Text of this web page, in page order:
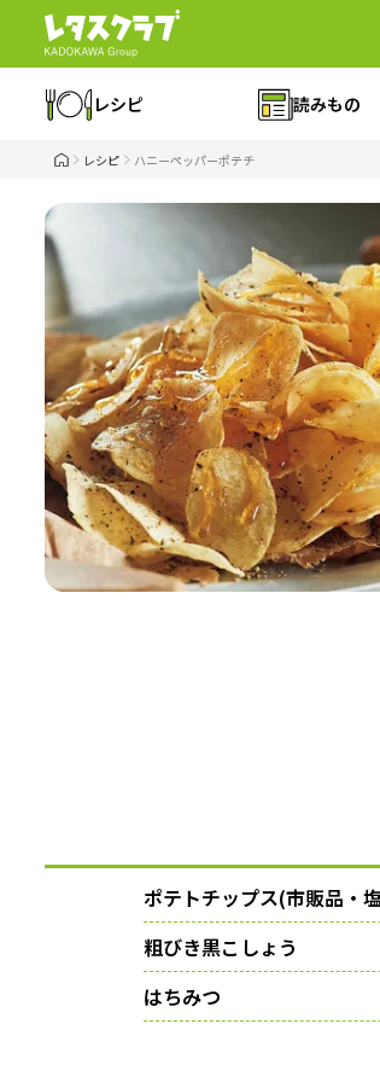
レシピ 読みもの
レシピ ハニーペッパーポテチ
ポテトチップス(市販品・
粗びき黒こしょう
はちみつ